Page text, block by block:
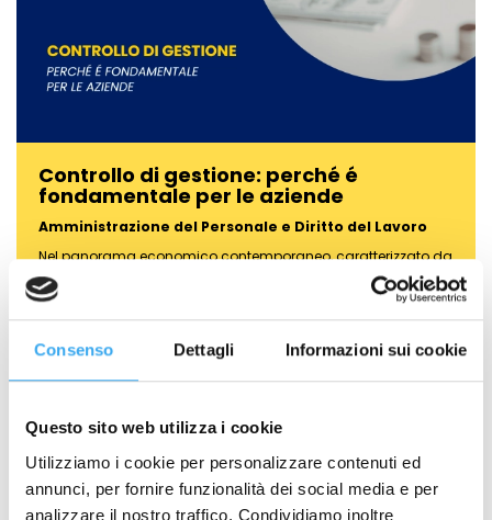
Consenso Dettagli Informazioni sui cookie
Questo sito web utilizza i cookie
Utilizziamo i cookie per personalizzare contenuti ed
annunci, per fornire funzionalità dei social media e per
analizzare il nostro traffico. Condividiamo inoltre
Controllo di gestione: perché é
fondamentale per le aziende
Amministrazione del Personale e Diritto del Lavoro
Nel panorama economico contemporaneo, caratterizzato da
una volatilità senza precedenti e da…